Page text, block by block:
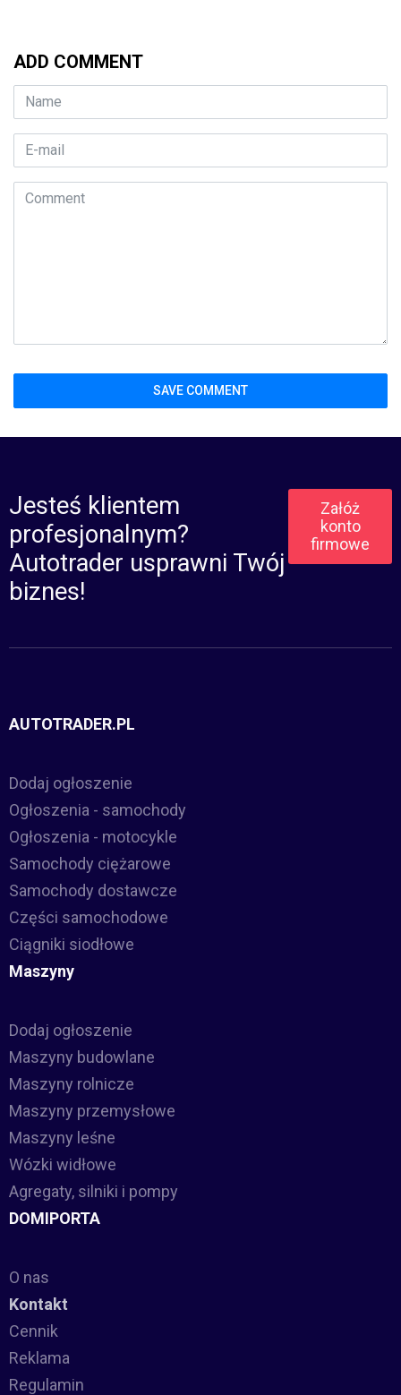
ADD COMMENT
Jesteś klientem
profesjonalnym?
Autotrader usprawni Twój
biznes!
Załóż
konto
firmowe
AUTOTRADER.PL
Dodaj ogłoszenie
Ogłoszenia - samochody
Ogłoszenia - motocykle
Samochody ciężarowe
Samochody dostawcze
Części samochodowe
Ciągniki siodłowe
Maszyny
Dodaj ogłoszenie
Maszyny budowlane
Maszyny rolnicze
Maszyny przemysłowe
Maszyny leśne
Wózki widłowe
Agregaty, silniki i pompy
DOMIPORTA
O nas
Kontakt
Cennik
Reklama
Regulamin